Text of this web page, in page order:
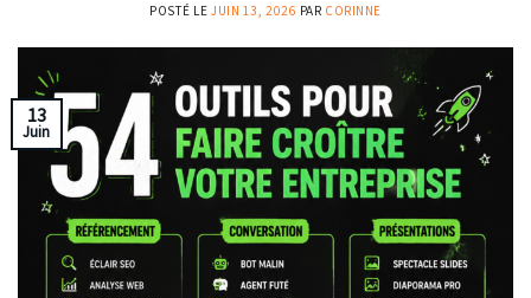
POSTÉ LEJUIN 13, 2026 PAR CORINNE
13
Juin